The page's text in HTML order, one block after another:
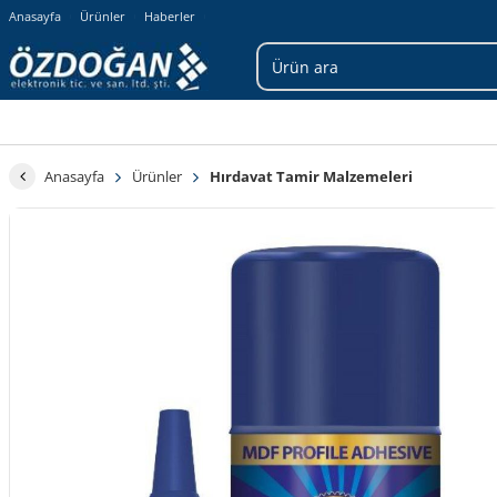
Anasayfa Ürünler Haberler
Anasayfa Ürünler Hırdavat Tamir Malzemeleri